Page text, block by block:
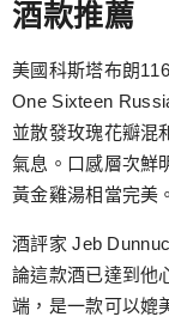
酒款推薦
美國科斯塔布朗
One Sixteen
並散發玫瑰花瓣混
氣息。口感層次鮮
黃金雞湯相當完美。
酒評家 Jeb
論這款酒已達到他
端，是一款可以媲